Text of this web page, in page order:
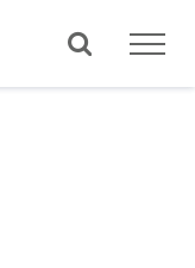
Meklēt